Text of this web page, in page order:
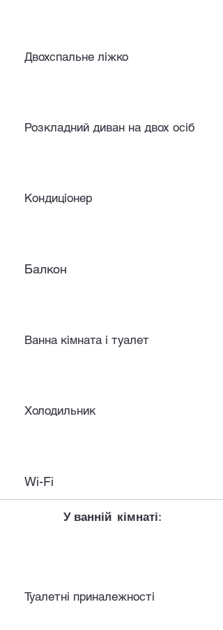
Двохспальне ліжко
Розкладний диван на двох осіб
Кондиціонер
Балкон
Ванна кімната і туалет
Холодильник
Wi-Fi
У ванній кімнаті:
Туалетні приналежності